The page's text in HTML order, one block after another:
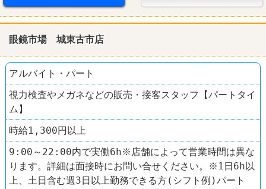
眼鏡市場 城東古市店
アルバイト・パート
視力検査やメガネなどの販売・接客スタッフ【パートタイ
ム】
時給1,300円以上
9:00～22:00内で実働6h※店舗によって営業時間は異な
ります。詳細は面接時にお問い合せください。※1日6h以
上、土日含む週3日以上勤務できる方(シフト例)パート